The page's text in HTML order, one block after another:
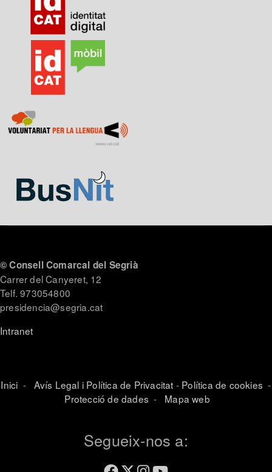
© Consell Comarcal del Segrià
Carrer del Canyeret, 12
Telf. 973054800
presidencia@segria.cat
Intranet
Inici - Avís Legal i Política de Privacitat - Política de cookies -
Protecció de dades - Mapa web
Segueix-nos a: